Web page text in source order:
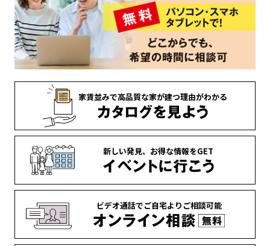
家賃並みで高品質な家が建つ理由がわかる
新しい発見、 お得な情報をGET
ビデオ通話でご自宅より ご相談可能